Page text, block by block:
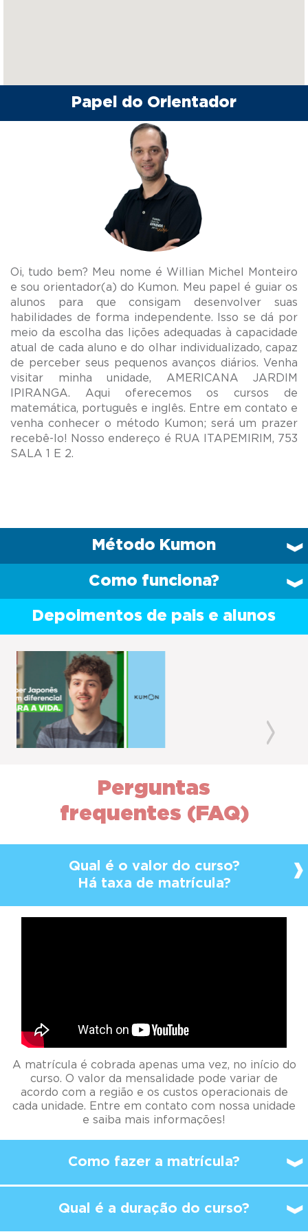
Papel do Orientador
Oi, tudo bem? Meu nome é Willian Michel Monteiro
e sou orientador(a) do Kumon. Meu papel é guiar os
alunos para que consigam desenvolver suas
habilidades de forma independente. Isso se dá por
meio da escolha das lições adequadas à capacidade
atual de cada aluno e do olhar individualizado, capaz
de perceber seus pequenos avanços diários. Venha
visitar minha unidade, AMERICANA JARDIM
IPIRANGA. Aqui oferecemos os cursos de
matemática, português e inglês. Entre em contato e
venha conhecer o método Kumon; será um prazer
recebê-lo! Nosso endereço é RUA ITAPEMIRIM, 753
Método Kumon
Como funciona?
Depoimentos de pais e alunos
Previous
Perguntas
frequentes (FAQ)
Qual é o valor do curso?
Há taxa de matrícula?
A matrícula é cobrada apenas uma vez, no início do
curso. O valor da mensalidade pode variar de
acordo com a região e os custos operacionais de
cada unidade. Entre em contato com nossa unidade
e saiba mais informações!
Como fazer a matrícula?
Qual é a duração do curso?